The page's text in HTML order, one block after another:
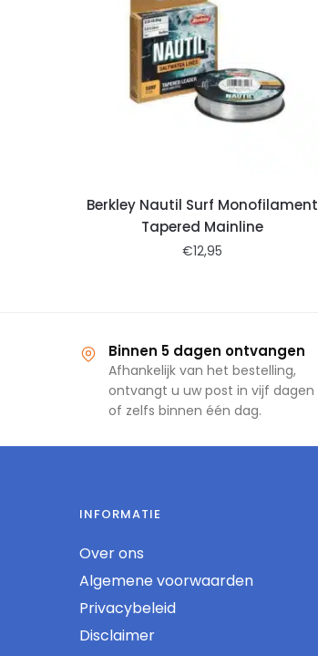
Berkley Nautil Surf Monofilament
Tapered Mainline
€12,95
Binnen 5 dagen ontvangen
Afhankelijk van het bestelling,
ontvangt u uw post in vijf dagen
of zelfs binnen één dag.
INFORMATIE
Over ons
Algemene voorwaarden
Privacybeleid
Disclaimer